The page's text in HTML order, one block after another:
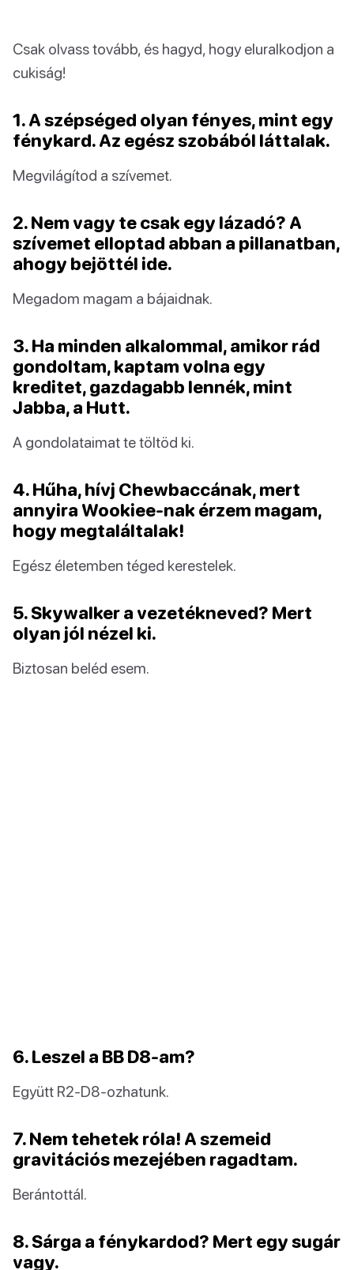
Csak olvass tovább, és hagyd, hogy eluralkodjon a
cukiság!
1. A szépséged olyan fényes, mint egy
fénykard. Az egész szobából láttalak.
Megvilágítod a szívemet.
2. Nem vagy te csak egy lázadó? A
szívemet elloptad abban a pillanatban,
ahogy bejöttél ide.
Megadom magam a bájaidnak.
3. Ha minden alkalommal, amikor rád
gondoltam, kaptam volna egy
kreditet, gazdagabb lennék, mint
Jabba, a Hutt.
A gondolataimat te töltöd ki.
4. Hűha, hívj Chewbaccának, mert
annyira Wookiee-nak érzem magam,
hogy megtaláltalak!
Egész életemben téged kerestelek.
5. Skywalker a vezetékneved? Mert
olyan jól nézel ki.
Biztosan beléd esem.
6. Leszel a BB D8-am?
Együtt R2-D8-ozhatunk.
7. Nem tehetek róla! A szemeid
gravitációs mezejében ragadtam.
Berántottál.
8. Sárga a fénykardod? Mert egy sugár
vagy.